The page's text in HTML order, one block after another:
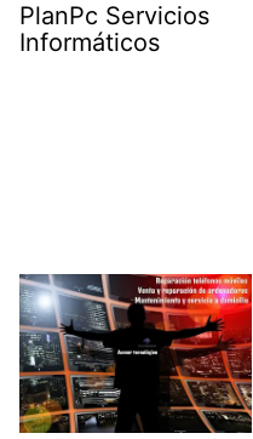
PlanPc Servicios
Informáticos